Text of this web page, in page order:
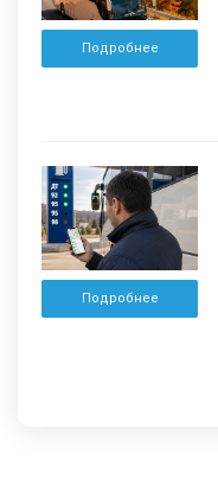
Подробнее
Подробнее